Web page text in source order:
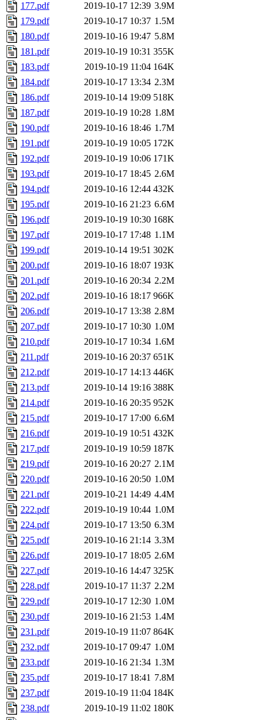
177.pdf
2019-10-17 12:39 3.9M
179.pdf
2019-10-17 10:37 1.5M
180.pdf
2019-10-16 19:47 5.8M
181.pdf
2019-10-19 10:31 355K
183.pdf
2019-10-19 11:04 164K
184.pdf
2019-10-17 13:34 2.3M
186.pdf
2019-10-14 19:09 518K
187.pdf
2019-10-19 10:28 1.8M
190.pdf
2019-10-16 18:46 1.7M
191.pdf
2019-10-19 10:05 172K
192.pdf
2019-10-19 10:06 171K
193.pdf
2019-10-17 18:45 2.6M
194.pdf
2019-10-16 12:44 432K
195.pdf
2019-10-16 21:23 6.6M
196.pdf
2019-10-19 10:30 168K
197.pdf
2019-10-17 17:48 1.1M
199.pdf
2019-10-14 19:51 302K
200.pdf
2019-10-16 18:07 193K
201.pdf
2019-10-16 20:34 2.2M
202.pdf
2019-10-16 18:17 966K
206.pdf
2019-10-17 13:38 2.8M
207.pdf
2019-10-17 10:30 1.0M
210.pdf
2019-10-17 10:34 1.6M
211.pdf
2019-10-16 20:37 651K
212.pdf
2019-10-17 14:13 446K
213.pdf
2019-10-14 19:16 388K
214.pdf
2019-10-16 20:35 952K
215.pdf
2019-10-17 17:00 6.6M
216.pdf
2019-10-19 10:51 432K
217.pdf
2019-10-19 10:59 187K
219.pdf
2019-10-16 20:27 2.1M
220.pdf
2019-10-16 20:50 1.0M
221.pdf
2019-10-21 14:49 4.4M
222.pdf
2019-10-19 10:44 1.0M
224.pdf
2019-10-17 13:50 6.3M
225.pdf
2019-10-16 21:14 3.3M
226.pdf
2019-10-17 18:05 2.6M
227.pdf
2019-10-16 14:47 325K
228.pdf
2019-10-17 11:37 2.2M
229.pdf
2019-10-17 12:30 1.0M
230.pdf
2019-10-16 21:53 1.4M
231.pdf
2019-10-19 11:07 864K
232.pdf
2019-10-17 09:47 1.0M
233.pdf
2019-10-16 21:34 1.3M
235.pdf
2019-10-17 18:41 7.8M
237.pdf
2019-10-19 11:04 184K
238.pdf
2019-10-19 11:02 180K